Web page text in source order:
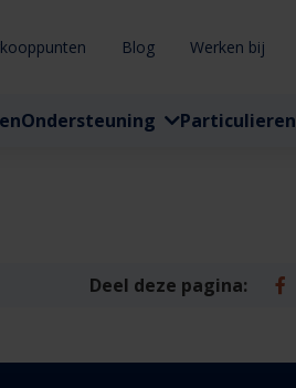
Blog Werken bij
Ondersteuning Particulieren
Deel deze pagina: